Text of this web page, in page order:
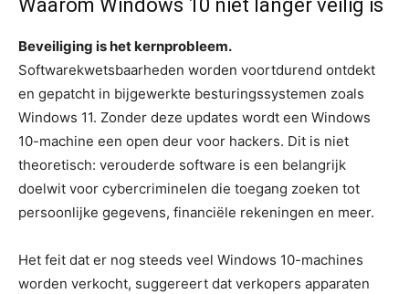
Waarom Windows 10 niet langer veilig is
Beveiliging is het kernprobleem.
Softwarekwetsbaarheden worden voortdurend ontdekt
en gepatcht in bijgewerkte besturingssystemen zoals
Windows 11. Zonder deze updates wordt een Windows
10-machine een open deur voor hackers. Dit is niet
theoretisch: verouderde software is een belangrijk
doelwit voor cybercriminelen die toegang zoeken tot
persoonlijke gegevens, financiële rekeningen en meer.
Het feit dat er nog steeds veel Windows 10-machines
worden verkocht, suggereert dat verkopers apparaten